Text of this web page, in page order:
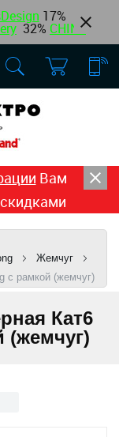
17%
32% CHINT
Вам
Жемчуг
с рамкой (жемчуг)
Кат6
(жемчуг)